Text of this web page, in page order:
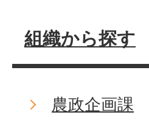
組織から探す
農政企画課